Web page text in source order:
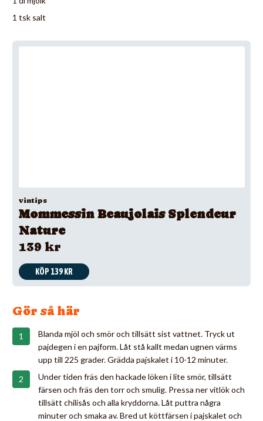
1 tsk salt
vintips
Mommessin Beaujolais Splendeur
Nature
139 kr
KÖP 139 KR
Gör så här
Blanda mjöl och smör och tillsätt sist vattnet. Tryck ut
pajdegen i en pajform. Låt stå kallt medan ugnen värms
upp till 225 grader. Grädda pajskalet i 10-12 minuter.
Under tiden fräs den hackade löken i lite smör, tillsätt
färsen och fräs den torr och smulig. Pressa ner vitlök och
tillsätt chilisås och alla kryddorna. Låt puttra några
minuter och smaka av. Bred ut köttfärsen i pajskalet och